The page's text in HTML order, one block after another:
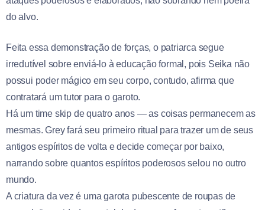
do alvo.
Feita essa demonstração de forças, o patriarca segue
irredutível sobre enviá-lo à educação formal, pois Seika não
possui poder mágico em seu corpo, contudo, afirma que
contratará um tutor para o garoto.
Há um time skip de quatro anos — as coisas permanecem as
mesmas. Grey fará seu primeiro ritual para trazer um de seus
antigos espíritos de volta e decide começar por baixo,
narrando sobre quantos espíritos poderosos selou no outro
mundo.
A criatura da vez é uma garota pubescente de roupas de